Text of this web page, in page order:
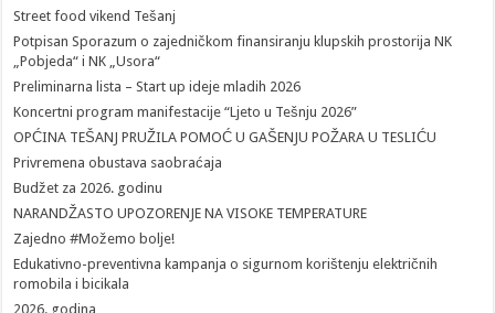
Street food vikend Tešanj
Potpisan Sporazum o zajedničkom finansiranju klupskih prostorija NK
„Pobjeda“ i NK „Usora“
Preliminarna lista – Start up ideje mladih 2026
Koncertni program manifestacije “Ljeto u Tešnju 2026”
OPĆINA TEŠANJ PRUŽILA POMOĆ U GAŠENJU POŽARA U TESLIĆU
Privremena obustava saobraćaja
Budžet za 2026. godinu
NARANDŽASTO UPOZORENJE NA VISOKE TEMPERATURE
Zajedno #Možemo bolje!
Edukativno-preventivna kampanja o sigurnom korištenju električnih
romobila i bicikala
2026. godina